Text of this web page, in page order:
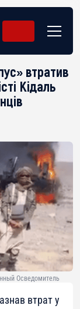
втратив
Кідаль
Осведомитель
втрат у